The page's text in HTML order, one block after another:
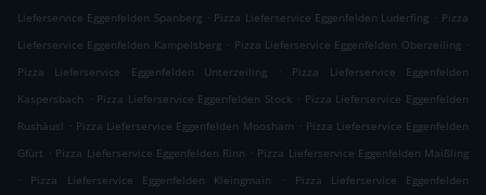
Lieferservice Eggenfelden Spanberg . Pizza Lieferservice Eggenfelden Luderfing . Pizza
Lieferservice Eggenfelden Kampelsberg . Pizza Lieferservice Eggenfelden Oberzeiling .
Pizza Lieferservice Eggenfelden Unterzeiling
.
Pizza Lieferservice Eggenfelden
Kaspersbach . Pizza Lieferservice Eggenfelden Stock . Pizza Lieferservice Eggenfelden
Rushäusl . Pizza Lieferservice Eggenfelden Moosham . Pizza Lieferservice Eggenfelden
Gfürt . Pizza Lieferservice Eggenfelden Rinn . Pizza Lieferservice Eggenfelden Maißling
.
Pizza Lieferservice Eggenfelden Kleingmain .
Pizza Lieferservice Eggenfelden